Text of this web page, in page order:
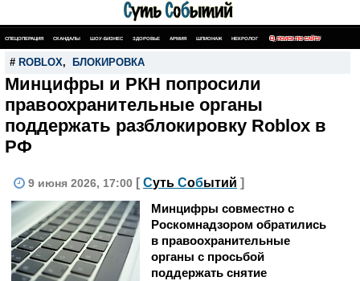
СПЕЦОПЕРАЦИЯ СКАНДАЛЫ ШОУ-БИЗНЕС ЗДОРОВЬЕ АРМИЯ ШПИОНАЖ НЕКРОЛОГ ПОИСК ПО САЙТУ
# ROBLOX, БЛОКИРОВКА
Минцифры и РКН попросили
правоохранительные органы
поддержать разблокировку Roblox в
РФ
9 июня 2026, 17:00 [ Суть Событий ]
Минцифры совместно с
Роскомнадзором обратились
в правоохранительные
органы с просьбой
поддержать снятие